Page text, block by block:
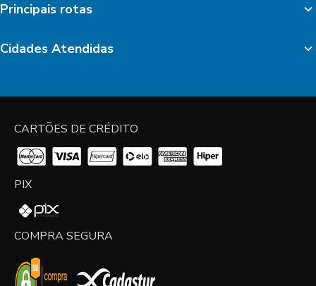
Principais rotas
Cidades Atendidas
CARTÕES DE CRÉDITO
PIX
COMPRA SEGURA